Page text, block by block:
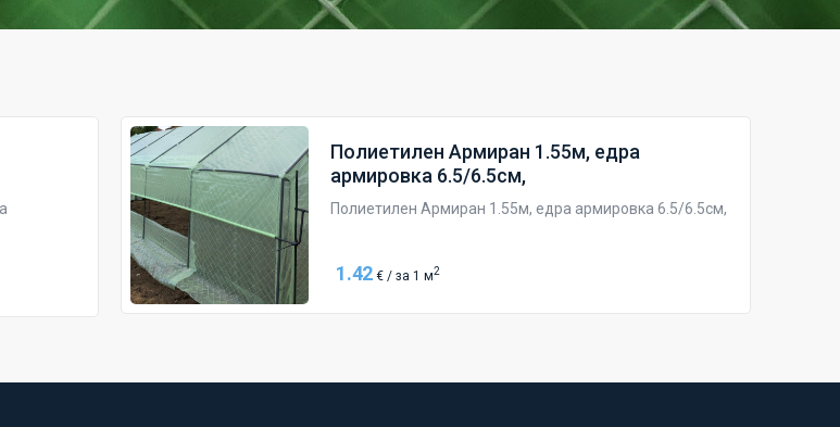
Полиетилен Армиран 1.55м, едра
армировка 6.5/6.5см,
Полиетилен Армиран 1.55м, едра армировка 6.5/6.5см,
1.42 € / за 1 м2